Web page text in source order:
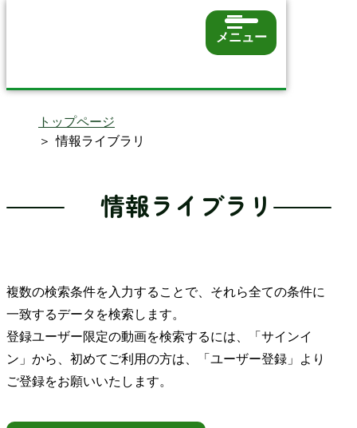
メニュー
トップページ
情報ライブラリ
情報ライブラリ
複数の検索条件を入力することで、それら全ての条件に
一致するデータを検索します。
登録ユーザー限定の動画を検索するには、「サインイ
ン」から、初めてご利用の方は、
「ユーザー登録」より
ご登録をお願いいたします。